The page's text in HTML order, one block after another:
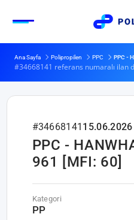
Ana Sayfa Polipropilen PPC PPC -
#34668141 referans numaralı ilan
#34668141 15.06.2026
PPC -
961 [MFI: 60]
Kategori
PP